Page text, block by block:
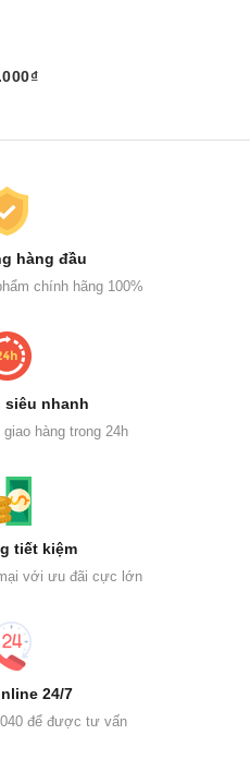
hàng đầu
chính hãng 100%
siêu nhanh
hàng trong 24h
tiết kiệm
với ưu đãi cực lớn
24/7
để được tư vấn